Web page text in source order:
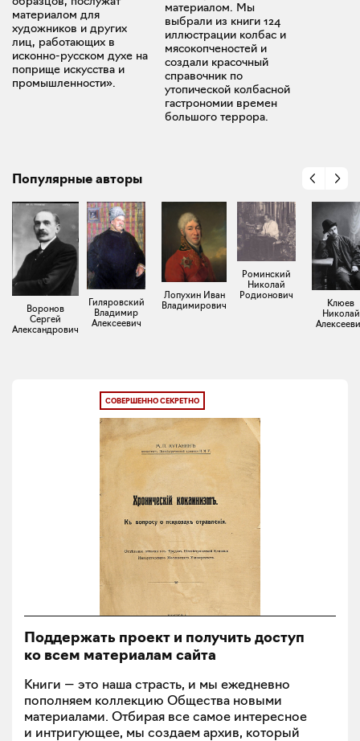
материалом для
художников и других
лиц, работающих в
исконно-русском духе на
поприще искусства и
промышленности».
материалом. Мы
выбрали из книги 124
иллюстрации колбас и
мясокопченостей и
создали красочный
справочник по
утопической колбасной
гастрономии времен
большого террора.
Популярные авторы
Воронов
Сергей
Александрович
Гиляровский
Владимир
Алексеевич
Лопухин Иван
Владимирович
Роминский
Николай
Родионович
Клюев
Николай
СОВЕРШЕННО СЕКРЕТНО
Поддержать проект и получить доступ
ко всем материалам сайта
Книги — это наша страсть, и мы ежедневно
пополняем коллекцию Общества новыми
материалами. Отбирая все самое интересное
и интригующее, мы создаем архив, который